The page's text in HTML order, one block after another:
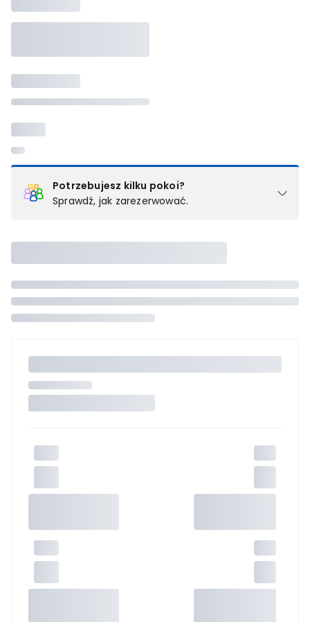
Potrzebujesz kilku pokoi?
Sprawdź, jak zarezerwować.
pokoju (lub apartamencie, willi itd.). Wybierz jedną z ofert z listy
i zarezerwuj ją. Zrób oddzielne rezerwacje dla każdego
kolejnego pokoju lubskontaktuj się z nami,by złożyć
zamówienie u naszego doradcy.
Maksymalna liczba uczestników
maksymalny limit dla 1 pokoju.